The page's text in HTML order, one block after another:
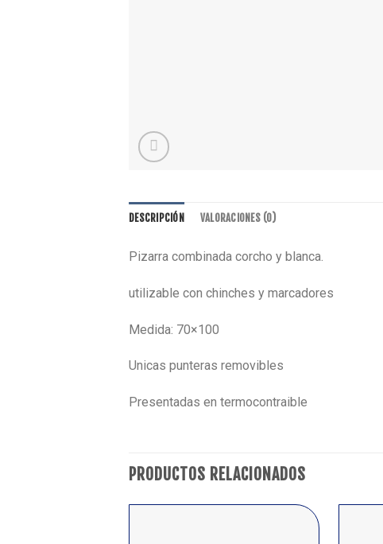
DESCRIPCIÓN VALORACIONES (0)
Pizarra combinada corcho y blanca.
utilizable con chinches y marcadores
Medida: 70×100
Unicas punteras removibles
Presentadas en termocontraible
PRODUCTOS RELACIONADOS